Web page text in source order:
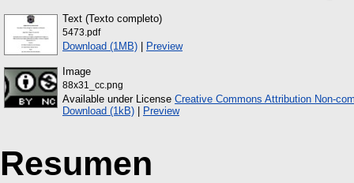
Text (Texto completo)
5473.pdf
Download (1MB) | Preview
Image
88x31_cc.png
Available under License Creative Commons Attribution Non-
Download (1kB) | Preview
Resumen